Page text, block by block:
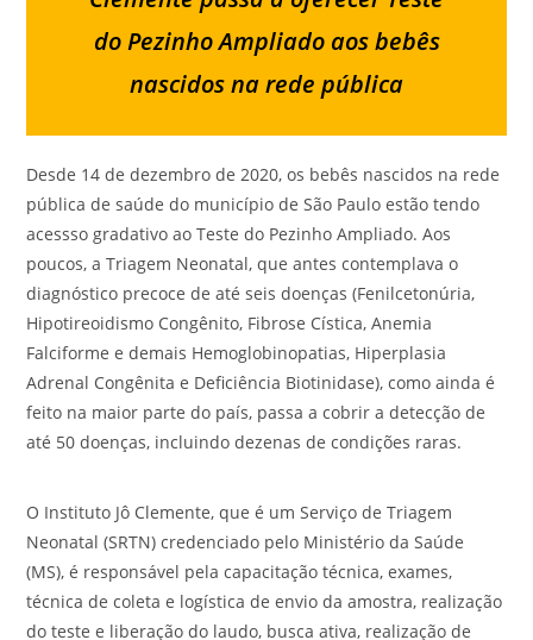
do Pezinho Ampliado aos bebês
nascidos na rede pública
Desde 14 de dezembro de 2020, os bebês nascidos na rede
pública de saúde do município de São Paulo estão tendo
acessso gradativo ao Teste do Pezinho Ampliado. Aos
poucos, a Triagem Neonatal, que antes contemplava o
diagnóstico precoce de até seis doenças (Fenilcetonúria,
Hipotireoidismo Congênito, Fibrose Cística, Anemia
Falciforme e demais Hemoglobinopatias, Hiperplasia
Adrenal Congênita e Deficiência Biotinidase), como ainda é
feito na maior parte do país, passa a cobrir a detecção de
até 50 doenças, incluindo dezenas de condições raras.
O Instituto Jô Clemente, que é um Serviço de Triagem
Neonatal (SRTN) credenciado pelo Ministério da Saúde
(MS), é responsável pela capacitação técnica, exames,
técnica de coleta e logística de envio da amostra, realização
do teste e liberação do laudo, busca ativa, realização de